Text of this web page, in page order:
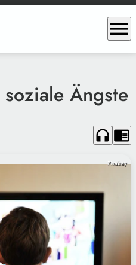
menu
Ängste
headphones chrome_reader_mode
Pixabay